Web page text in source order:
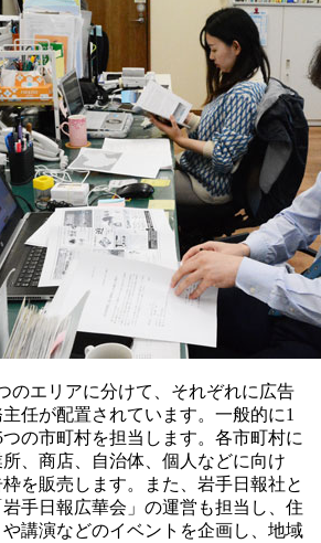
のエリアに分けて、それぞれに広告
任が配置されています。一般的に1
の市町村を担当します。各市町村に
、商店、自治体、個人などに向け
を販売します。また、岩手日報社と
手日報広華会」の運営も担当し、住
講演などのイベントを企画し、地域